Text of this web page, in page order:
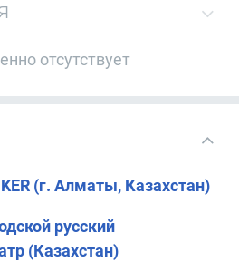
отсутствует
(г. Алматы, Казахстан)
русский
(Казахстан)